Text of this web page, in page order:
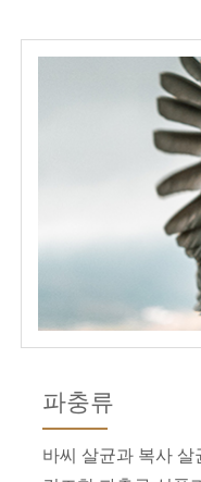
파충류
바씨 살균과 복사